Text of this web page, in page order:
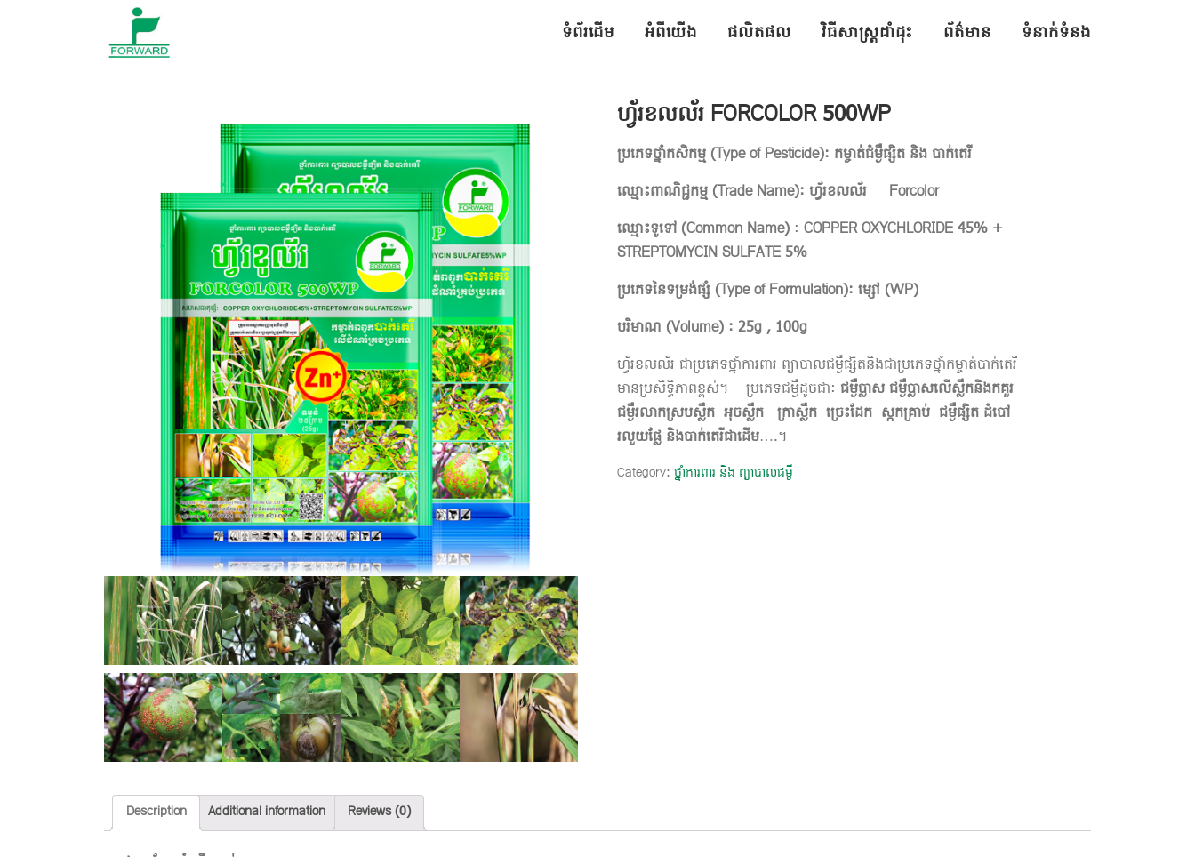
ទំព័រដើម អំពីយើង ផលិតផល វិធីសាស្ត្រដាំដុះ ព័ត៌មាន ទំនាក់ទំនង
ហ្វ័រខលល័រ FORCOLOR 500WP
ប្រភេទថ្នាំកសិកម្ម (Type of Pesticide): កម្ចាត់ជំម្ងឺផ្សិត និង បាក់តេរី
ឈ្មោះពាណិជ្ជកម្ម (Trade Name):ហ្វ័រខលល័រ Forcolor
ឈ្មោះទូទៅ (Common Name) :COPPER OXYCHLORIDE 45% +
STREPTOMYCIN SULFATE 5%
ប្រភេទនៃទម្រង់ផ្សំ (Type of Formulation):ម្សៅ (WP)
បរិមាណ (Volume) : 25g , 100g
ហ្វ័រខលល័រ ជាប្រភេទថ្នាំការពារ ព្យាបាលជម្ងឺផ្សិតនិងជាប្រភេទថ្នាំកម្ចាត់បាក់តេរី
មានប្រសិទ្ធិភាពខ្ពស់។ ប្រភេទជម្ងឺដូចជា: ជម្ងឺប្លាស ជម្ងឺប្លាសលើស្លឹកនិងកគួរ
​ជម្ងឺរលាកស្របស្លឹក អុចស្លឹក ក្រាស្លឹក ​ច្រេះដែក ស្កកគ្រាប់ ជម្ងឺផ្សិត ដំបៅ
រលួយផ្លែ និងបាក់តេរីជាដើម….។
Category:ថ្នាំការពារ និង ព្យាបាលជម្ងឺ
Description Additional information Reviews (0)